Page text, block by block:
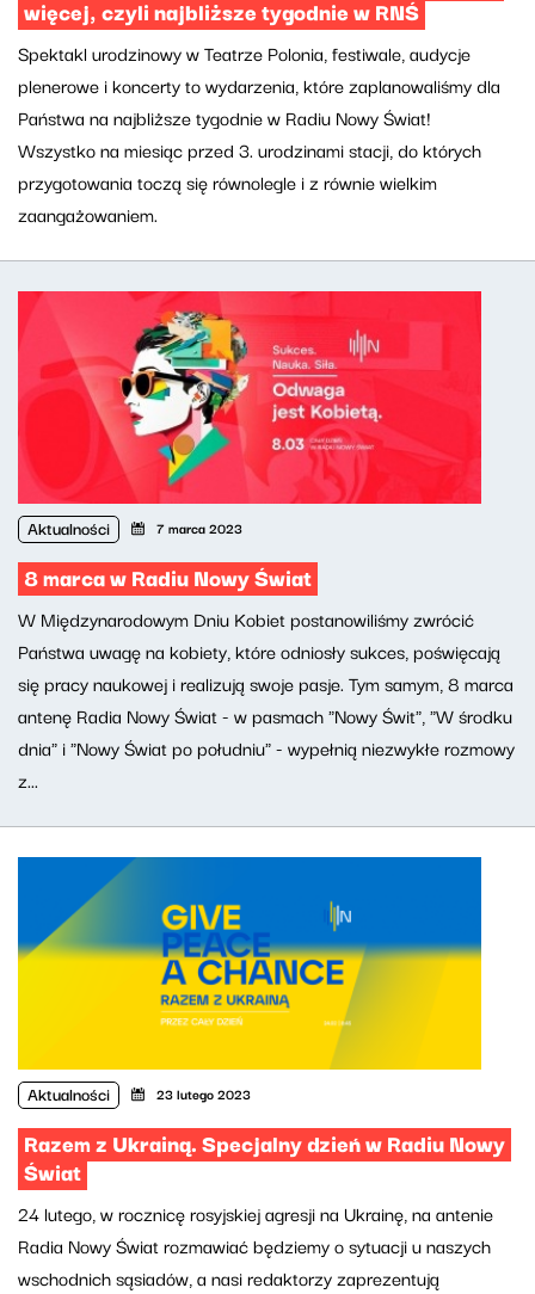
więcej, czyli najbliższe tygodnie w RNŚ
Spektakl urodzinowy w Teatrze Polonia, festiwale, audycje
plenerowe i koncerty to wydarzenia, które zaplanowaliśmy dla
Państwa na najbliższe tygodnie w Radiu Nowy Świat!
Wszystko na miesiąc przed 3. urodzinami stacji, do których
przygotowania toczą się równolegle i z równie wielkim
zaangażowaniem.
Aktualności 7 marca 2023
8 marca w Radiu Nowy Świat
W Międzynarodowym Dniu Kobiet postanowiliśmy zwrócić
Państwa uwagę na kobiety, które odniosły sukces, poświęcają
się pracy naukowej i realizują swoje pasje. Tym samym, 8 marca
antenę Radia Nowy Świat - w pasmach "Nowy Świt", "W środku
dnia" i "Nowy Świat po południu" - wypełnią niezwykłe rozmowy
z...
Aktualności 23 lutego 2023
Razem z Ukrainą. Specjalny dzień w Radiu Nowy
Świat
24 lutego, w rocznicę rosyjskiej agresji na Ukrainę, na antenie
Radia Nowy Świat rozmawiać będziemy o sytuacji u naszych
wschodnich sąsiadów, a nasi redaktorzy zaprezentują